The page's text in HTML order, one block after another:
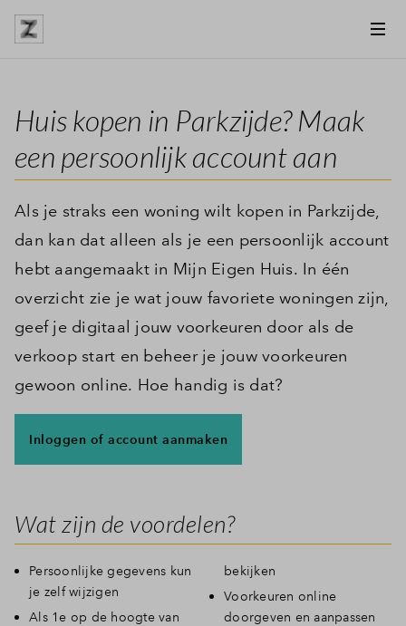
Huis kopen in Parkzijde? Maak
een persoonlijk account aan
Als je straks een woning wilt kopen in Parkzijde,
dan kan dat alleen als je een persoonlijk account
hebt aangemaakt in Mijn Eigen Huis. In één
overzicht zie je wat jouw favoriete woningen zijn,
geef je digitaal jouw voorkeuren door als de
verkoop start en beheer je jouw voorkeuren
gewoon online. Hoe handig is dat?
Inloggen of account aanmaken
Wat zijn de voordelen?
Persoonlijke gegevens kun
je zelf wijzigen
Als 1e op de hoogte van
bekijken
Voorkeuren online
doorgeven en aanpassen